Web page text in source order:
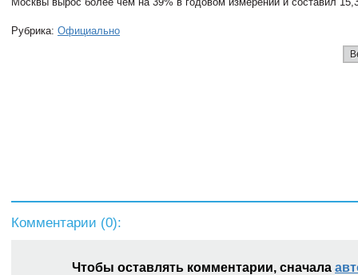
Рубрика: Официально
Комментарии (0):
Чтобы оставлять комментарии, сначала